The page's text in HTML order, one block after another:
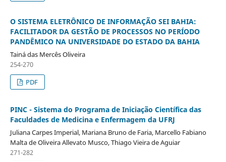
O SISTEMA ELETRÔNICO DE INFORMAÇÃO SEI BAHIA:
FACILITADOR DA GESTÃO DE PROCESSOS NO PERÍODO
PANDÊMICO NA UNIVERSIDADE DO ESTADO DA BAHIA
Tainá das Mercês Oliveira
254-270
PDF
PINC - Sistema do Programa de Iniciação Científica das
Faculdades de Medicina e Enfermagem da UFRJ
Juliana Carpes Imperial, Mariana Bruno de Faria, Marcello Fabiano
Malta de Oliveira Allevato Musco, Thiago Vieira de Aguiar
271-282